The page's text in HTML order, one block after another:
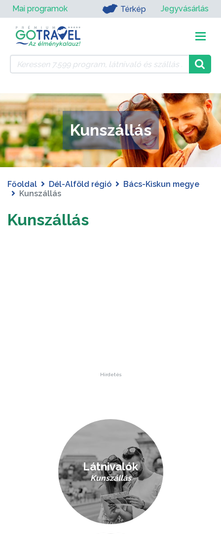
Mai programok Térkép Jegyvásárlás
Kunszállás
Főoldal Dél-Alföld régió
Bács-Kiskun megye
Kunszállás
Kunszállás
Hirdetés
Látnivalók
Kunszállás